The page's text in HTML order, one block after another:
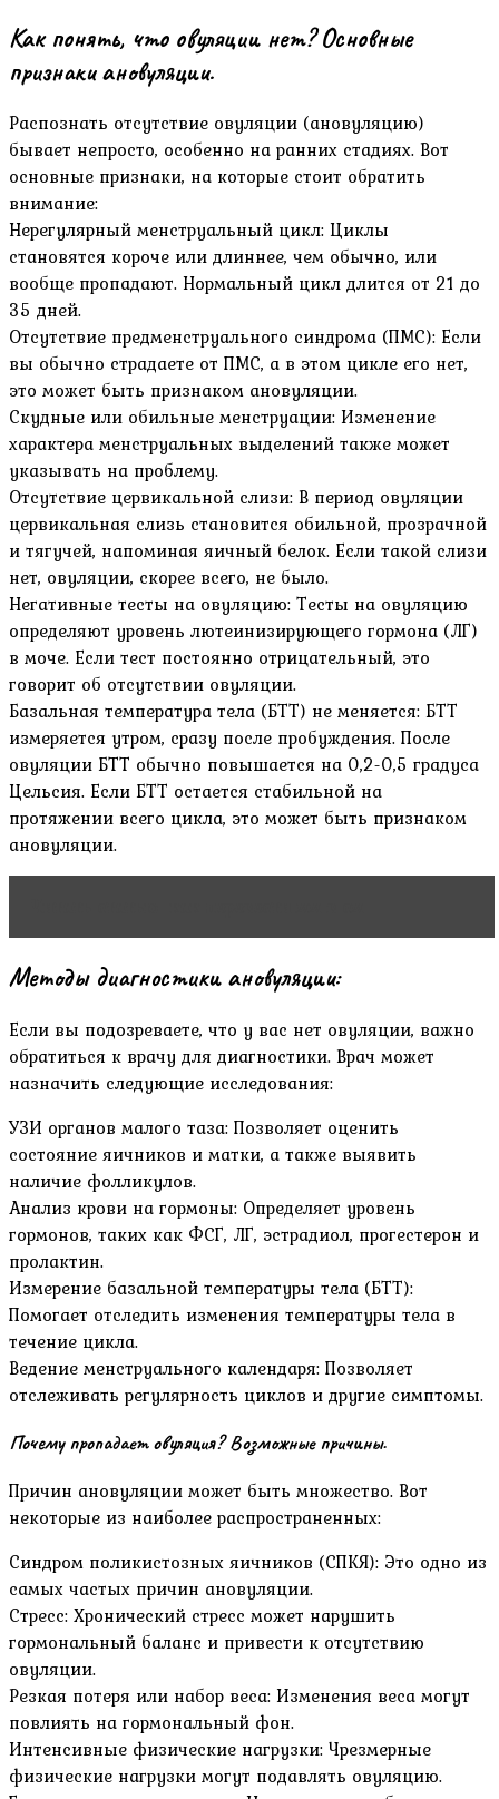
Как понять, что овуляции нет? Основные
признаки ановуляции.
Распознать отсутствие овуляции (ановуляцию)
бывает непросто, особенно на ранних стадиях. Вот
основные признаки, на которые стоит обратить
внимание:
Нерегулярный менструальный цикл: Циклы
становятся короче или длиннее, чем обычно, или
вообще пропадают. Нормальный цикл длится от 21 до
35 дней.
Отсутствие предменструального синдрома (ПМС): Если
вы обычно страдаете от ПМС, а в этом цикле его нет,
это может быть признаком ановуляции.
Скудные или обильные менструации: Изменение
характера менструальных выделений также может
указывать на проблему.
Отсутствие цервикальной слизи: В период овуляции
цервикальная слизь становится обильной, прозрачной
и тягучей, напоминая яичный белок. Если такой слизи
нет, овуляции, скорее всего, не было.
Негативные тесты на овуляцию: Тесты на овуляцию
определяют уровень лютеинизирующего гормона (ЛГ)
в моче. Если тест постоянно отрицательный, это
говорит об отсутствии овуляции.
Базальная температура тела (БТТ) не меняется: БТТ
измеряется утром, сразу после пробуждения. После
овуляции БТТ обычно повышается на 0,2-0,5 градуса
Цельсия. Если БТТ остается стабильной на
протяжении всего цикла, это может быть признаком
ановуляции.
Методы диагностики ановуляции:
Если вы подозреваете, что у вас нет овуляции, важно
обратиться к врачу для диагностики. Врач может
назначить следующие исследования:
УЗИ органов малого таза: Позволяет оценить
состояние яичников и матки, а также выявить
наличие фолликулов.
Анализ крови на гормоны: Определяет уровень
гормонов, таких как ФСГ, ЛГ, эстрадиол, прогестерон и
пролактин.
Измерение базальной температуры тела (БТТ):
Помогает отследить изменения температуры тела в
течение цикла.
Ведение менструального календаря: Позволяет
отслеживать регулярность циклов и другие симптомы.
Почему пропадает овуляция? Возможные причины.
Причин ановуляции может быть множество. Вот
некоторые из наиболее распространенных:
Синдром поликистозных яичников (СПКЯ): Это одно из
самых частых причин ановуляции.
Стресс: Хронический стресс может нарушить
гормональный баланс и привести к отсутствию
овуляции.
Резкая потеря или набор веса: Изменения веса могут
повлиять на гормональный фон.
Интенсивные физические нагрузки: Чрезмерные
физические нагрузки могут подавлять овуляцию.